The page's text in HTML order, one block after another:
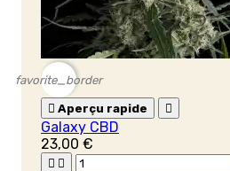
favorite_border
 Aperçu rapide 
Galaxy CBD
23,00 €
 